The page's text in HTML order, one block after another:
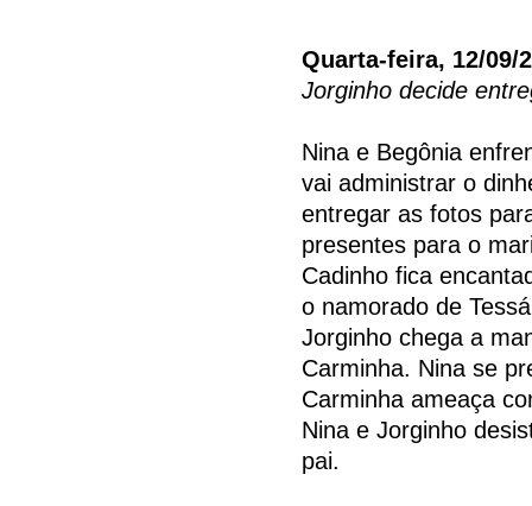
Quarta-feira, 12/09/
Jorginho decide
Nina e Begônia
vai administrar o
entregar as fotos
presentes para o
Cadinho fica
o namorado de
Jorginho chega a
Carminha. Nina se
Carminha ameaça
Nina e Jorginho
pai.